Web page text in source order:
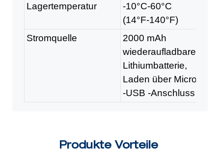
Lagertemperatur
-10°C-60°C
(14°F-140°F)
Stromquelle
2000 mAh
wiederaufladbarer
Lithiumbatterie,
Laden über Micro
-USB -Anschluss
Produkte Vorteile